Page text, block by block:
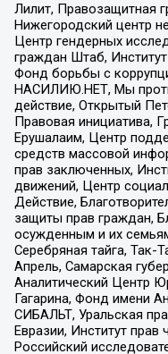
Лилит, Правозащитная
Нижегородский центр
Центр гендерных
граждан Штаб,
Фонд борьбы с
НАСИЛИЮ.НЕТ, Мы
действие, Открытый
Правовая инициатива,
Ерушалаим, Центр
средств массовой
прав заключенных,
движений, Центр
Действие,
защиты прав граждан,
осужденным и их
Серебряная тайга, Так-
Апрель, Самарская
Аналитический Центр
Гагарина, Фонд имени
СИБАЛЬТ, Уральская
Евразии, Институт
Российский